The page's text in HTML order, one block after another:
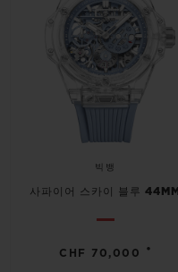
빅뱅
사파이어 스카이 블루 44MM
CHF 70,000 •